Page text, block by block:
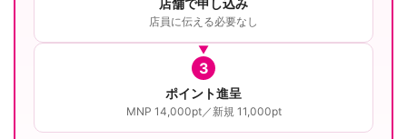
店舗で申し込み
店員に伝える必要なし
3
ポイント進呈
MNP 14,000pt／新規 11,000pt